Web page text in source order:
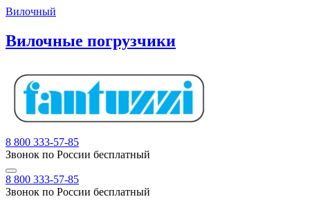
Вилочный
Вилочные погрузчики
8 800 333-57-85
Звонок по России бесплатный
8 800 333-57-85
Звонок по России бесплатный